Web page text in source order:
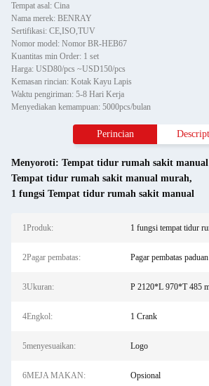
Tempat asal: Cina
Nama merek: BENRAY
Sertifikasi: CE,ISO,TUV
Nomor model: Nomor BR-HEB67
Kuantitas min Order: 1 set
Harga: USD80/pcs ~USD150/pcs
Kemasan rincian: Kotak Kayu Lapis
Waktu pengiriman: 5-8 Hari Kerja
Menyediakan kemampuan: 5000pcs/bulan
Perincian
Menyoroti: Tempat tidur rumah sakit
Tempat tidur rumah sakit manual murah,
1 fungsi Tempat tidur rumah sakit manual
1Produk: 1 fungsi tempat tidur
2Pagar pembatas: Pagar pembatas
3Ukuran: P 2120*L 970*T 485
4Engkol: 1 Crank
5menyesuaikan: Logo
6MEJA MAKAN: Opsional